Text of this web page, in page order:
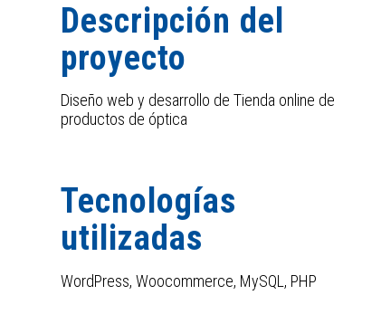
Descripción del
proyecto
Diseño web y desarrollo de Tienda online de
productos de óptica
Tecnologías
utilizadas
WordPress, Woocommerce, MySQL, PHP